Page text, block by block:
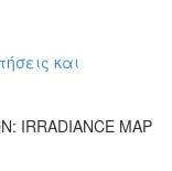
και
IRRADIANCE MAP